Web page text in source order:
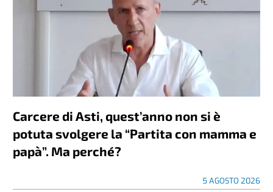
Carcere di Asti, quest’anno non si è
potuta svolgere la “Partita con mamma e
papà”. Ma perché?
5 AGOSTO 2026